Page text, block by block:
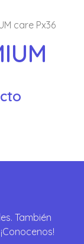
care Px36
También